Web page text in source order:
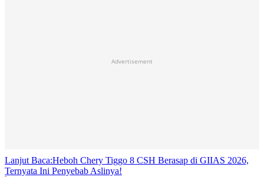
Advertisement
Lanjut Baca:Heboh Chery Tiggo 8 CSH Berasap di GIIAS 2026,
Ternyata Ini Penyebab Aslinya!